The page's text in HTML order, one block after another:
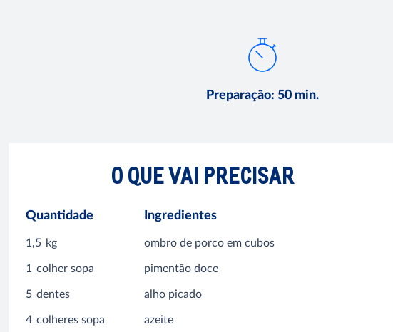
Preparação:50 min.
O QUE VAI PRECISAR
Quantidade Ingredientes
1,5 kg ombro de porco em cubos
1 colher sopa pimentão doce
5 dentes alho picado
4 colheres sopa azeite